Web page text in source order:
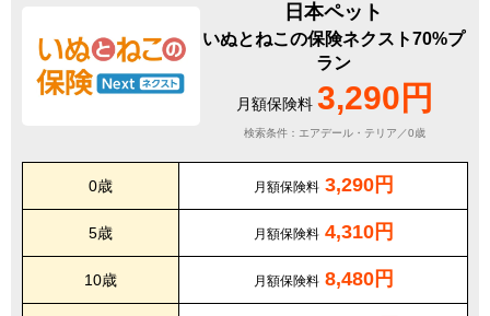
日本ペット
いぬとねこの保険ネクスト70%プ
ラン
月額保険料 3,290円
検索条件：エアデール・テリア／0歳
0歳 月額保険料 3,290円
5歳 月額保険料 4,310円
10歳 月額保険料 8,480円